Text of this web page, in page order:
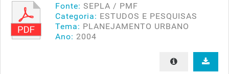
Fonte: SEPLA / PMF
Categoria: ESTUDOS E PESQUISAS
Tema: PLANEJAMENTO URBANO
Ano: 2004